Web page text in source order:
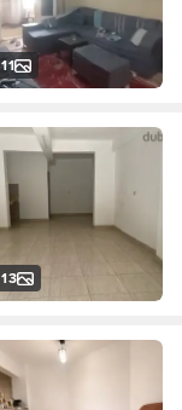
11
13